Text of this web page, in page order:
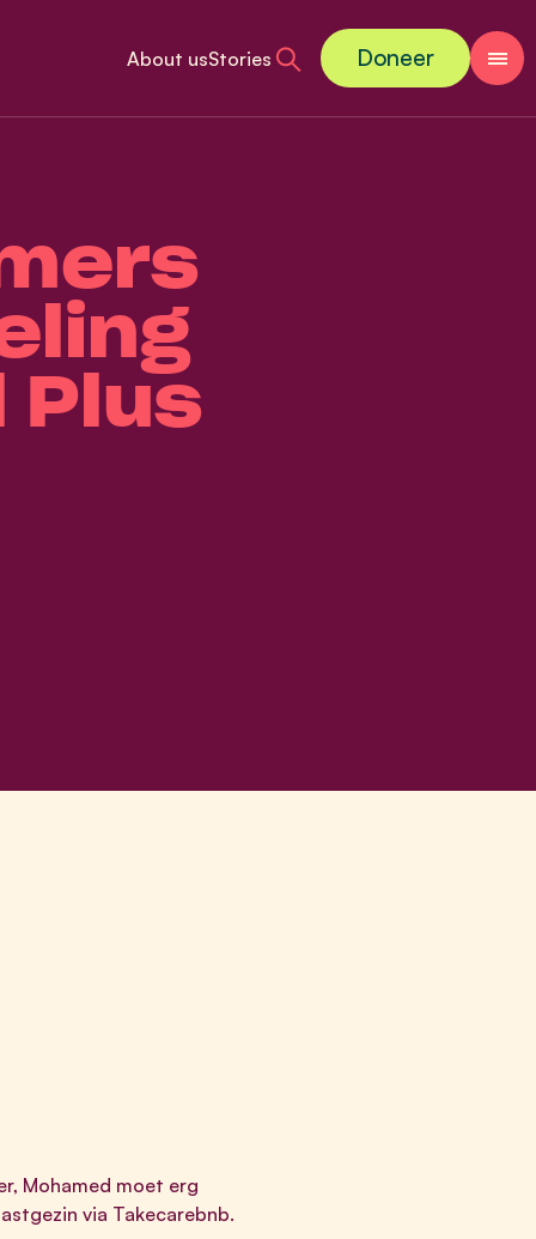
About usStories Doneer
Plus
Mohamed moet erg
via Takecarebnb.